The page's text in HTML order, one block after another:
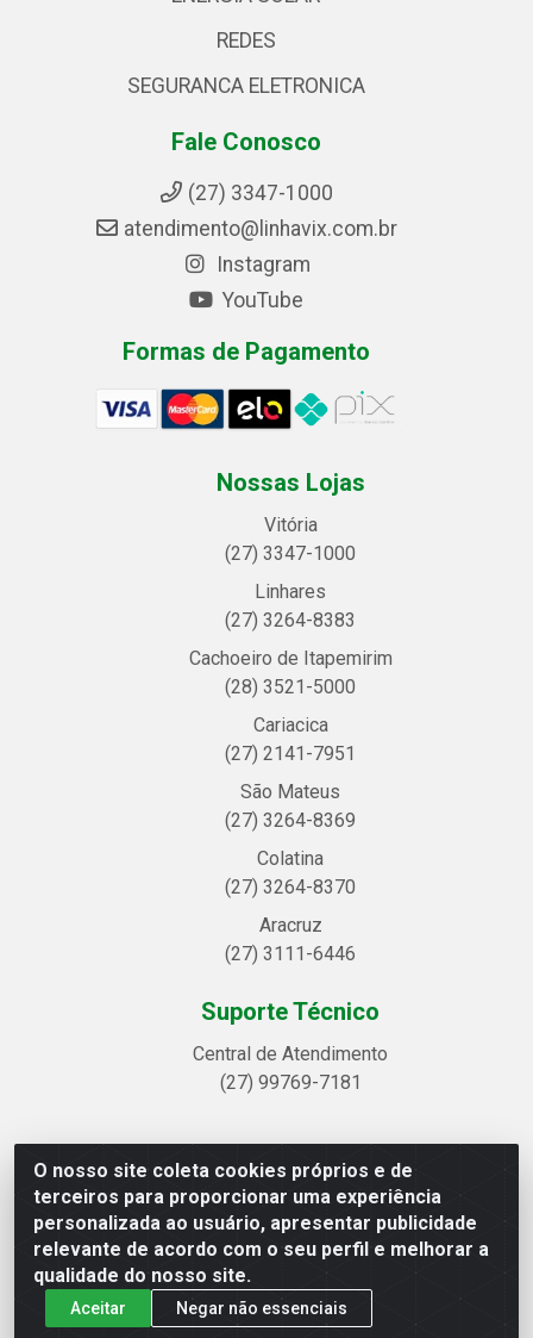
O nosso site coleta cookies próprios e de
terceiros para proporcionar uma experiência
personalizada ao usuário, apresentar publicidade
relevante de acordo com o seu perfil e melhorar a
qualidade do nosso site.
Aceitar
Negar não essenciais
REDES
SEGURANCA ELETRONICA
Fale Conosco
(27) 3347-1000
atendimento@linhavix.com.br
Instagram
YouTube
Formas de Pagamento
Nossas Lojas
Vitória
(27) 3347-1000
Linhares
(27) 3264-8383
Cachoeiro de Itapemirim
(28) 3521-5000
Cariacica
(27) 2141-7951
São Mateus
(27) 3264-8369
Colatina
(27) 3264-8370
Aracruz
(27) 3111-6446
Suporte Técnico
Central de Atendimento
(27) 99769-7181
Linhavix Distribuidora LTDA - Avenida Alegre, 2521 -
Quadra314 Lote 05 e 07 - Shell, Linhares/ES - CEP
29.901-605 - CNPJ 20.857.514/0001-75